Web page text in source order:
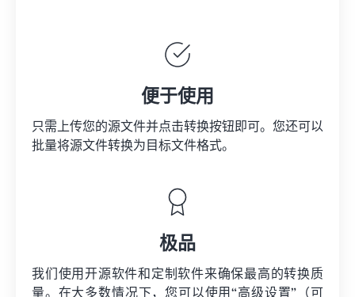
便于使用
只需上传您的源文件并点击转换按钮即可。您还可以
批量将源文件转换为目标文件格式。
极品
我们使用开源软件和定制软件来确保最高的转换质